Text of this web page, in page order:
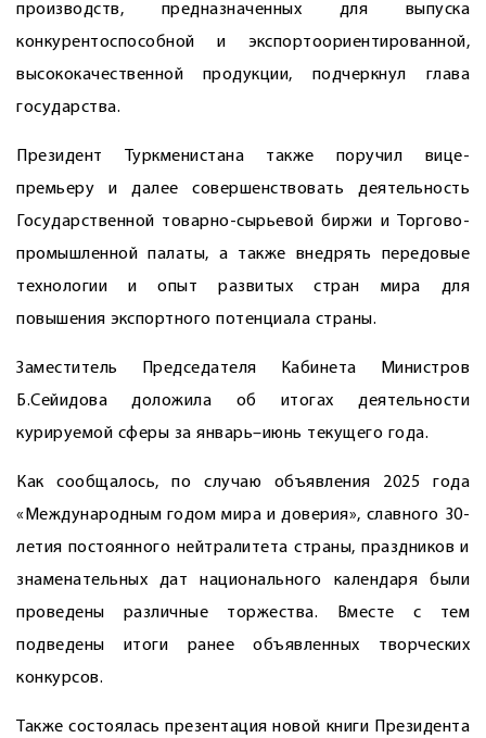
производств, предназначенных для выпуска
конкурентоспособной и экспортоориентированной,
высококачественной продукции, подчеркнул глава
государства.
Президент Туркменистана также поручил вице-
премьеру и далее совершенствовать деятельность
Государственной товарно-сырьевой биржи и Торгово-
промышленной палаты, а также внедрять передовые
технологии и опыт развитых стран мира для
повышения экспортного потенциала страны.
Заместитель Председателя Кабинета Министров
Б.Сейидова доложила об итогах деятельности
курируемой сферы за январь–июнь текущего года.
Как сообщалось, по случаю объявления 2025 года
«Международным годом мира и доверия», славного 30-
летия постоянного нейтралитета страны, праздников и
знаменательных дат национального календаря были
проведены различные торжества. Вместе с тем
подведены итоги ранее объявленных творческих
конкурсов.
Также состоялась презентация новой книги Президента